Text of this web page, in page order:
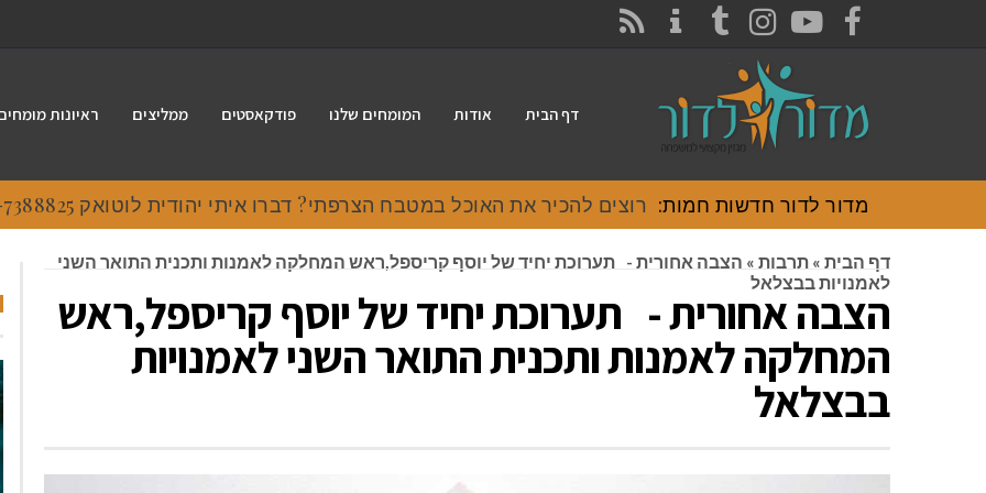
FACEBOOK
YOUTUBE
INSTAGRAM
TUMBLR
דף הבית אודות המומחים שלנו פודקאסטים ממליצים ראיונות
מדור לדור חדשות חמות: רוצים להכיר את האוכל במטבח הצרפתי? דברו איתי יהודית לוטואק 054-7388825.
דף הבית » תרבות » הצבה אחורית - תערוכת יחיד של יוסף קריספל,ראש המחלקה לאמנות ותכנית התואר השני
לאמנויות בבצלאל
הצבה אחורית - תערוכת יחיד של יוסף קריספל,ראש
המחלקה לאמנות ותכנית התואר השני לאמנויות
בבצלאל